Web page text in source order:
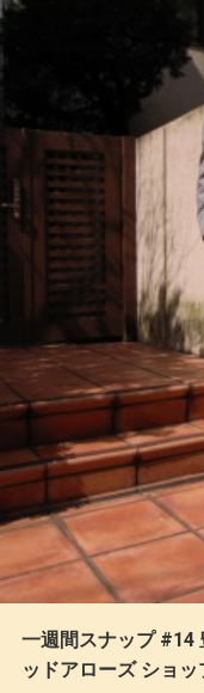
一週間スナップ #14
ッドアローズ ショ